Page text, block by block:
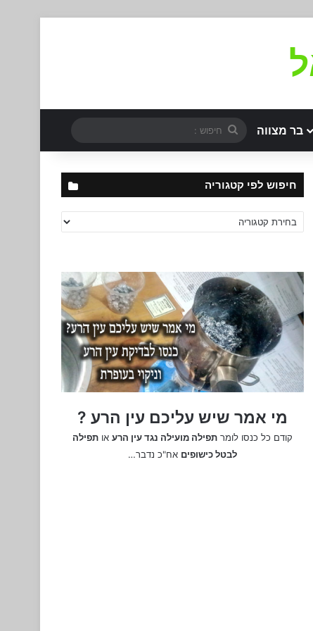
בר מצווה
חיפוש
:
חיפוש לפי קטגוריה
חיפוש
לפי
מי אמר שיש עליכם עין הרע ?
קודם כל כנסו לומרתפילה מועילה נגד עין הרע אותפילה
לבטל כישופים אח"כ נדבר…